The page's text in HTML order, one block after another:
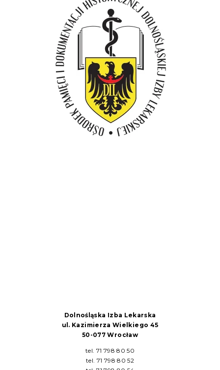
Dolnośląska Izba Lekarska
ul. Kazimierza Wielkiego 45
50-077 Wrocław
tel. 71 798 80 50
tel. 71 798 80 52